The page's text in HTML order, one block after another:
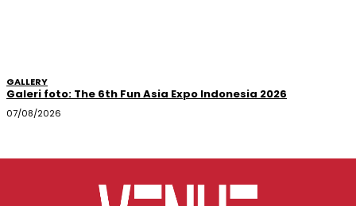
GALLERY
Galeri foto: The 6th Fun Asia Expo Indonesia 2026
07/08/2026